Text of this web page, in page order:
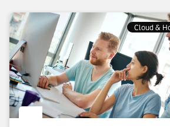
Cloud &